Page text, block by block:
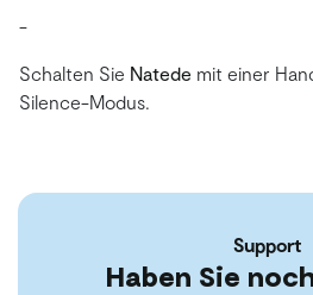
-
Schalten Sie Natede mit einer
Silence-Modus.
Support
Haben Sie